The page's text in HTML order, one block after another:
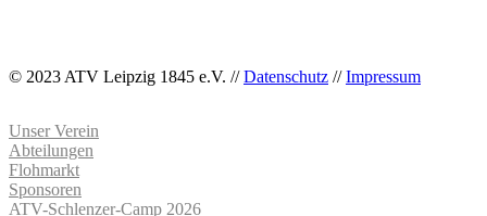
© 2023 ATV Leipzig 1845 e.V. //Datenschutz //Impressum
Unser Verein
Abteilungen
Flohmarkt
Sponsoren
ATV-Schlenzer-Camp 2026